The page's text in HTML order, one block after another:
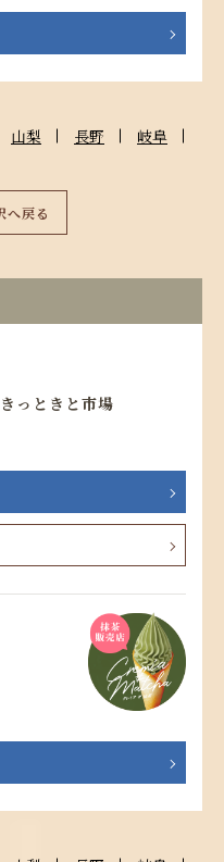
山梨 長野
岐阜
へ戻る
っときと市場